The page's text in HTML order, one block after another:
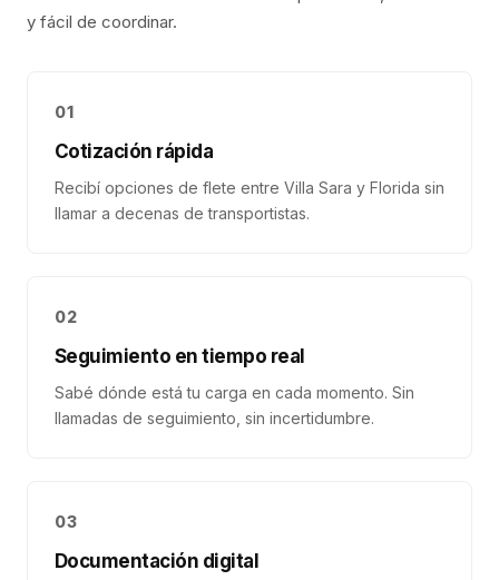
y fácil de coordinar.
01
Cotización rápida
Recibí opciones de flete entre Villa Sara y Florida sin
llamar a decenas de transportistas.
02
Seguimiento en tiempo real
Sabé dónde está tu carga en cada momento. Sin
llamadas de seguimiento, sin incertidumbre.
03
Documentación digital